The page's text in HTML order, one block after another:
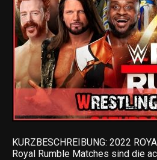
KURZBESCHREIBUNG: 2022
Royal Rumble Matches sind die